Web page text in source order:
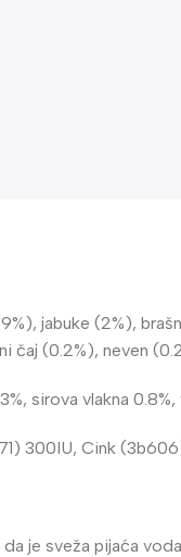
jabuke (2%),
čaj (0.2%), neven
sirova vlakna 0.8%,
300IU, Cink
je sveža pijaća